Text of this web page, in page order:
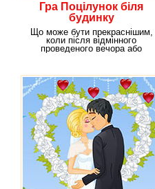
Гра Поцілунок біля
будинку
Що може бути прекраснішим,
коли після відмінного
проведеного вечора або